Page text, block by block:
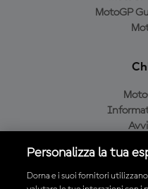
MotoGP
Personalizza la tua
Dorna e i suoi fornitori